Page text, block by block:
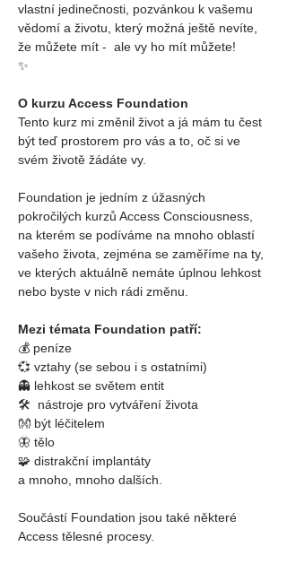
vlastní jedinečnosti, pozvánkou k vašemu
vědomí a životu, který možná ještě nevíte,
že můžete mít -  ale vy ho mít můžete!
✨
O kurzu Access Foundation
Tento kurz mi změnil život a já mám tu čest
být teď prostorem pro vás a to, oč si ve
svém životě žádáte vy.
Foundation je jedním z úžasných
pokročilých kurzů Access Consciousness,
na kterém se podíváme na mnoho oblastí
vašeho života, zejména se zaměříme na ty,
ve kterých aktuálně nemáte úplnou lehkost
nebo byste v nich rádi změnu.
Mezi témata Foundation patří:
💰 peníze
💞 vztahy (se sebou i s ostatními)
👻 lehkost se světem entit
🛠  nástroje pro vytváření života
👐 být léčitelem
🦋 tělo
🧩 distrakční implantáty
a mnoho, mnoho dalších.
Součástí Foundation jsou také některé
Access tělesné procesy.